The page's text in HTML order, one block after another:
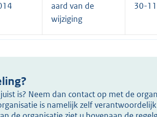
aard van de
wijziging
30-
is? Neem dan contact op met de
is namelijk zelf